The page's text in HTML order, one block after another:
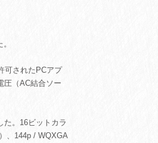
可されたPCアプ
圧（AC結合ソー
た。16ビットカラ
、144p / WQXGA